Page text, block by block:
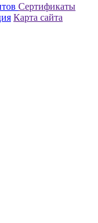
Сертификаты
Карта сайта